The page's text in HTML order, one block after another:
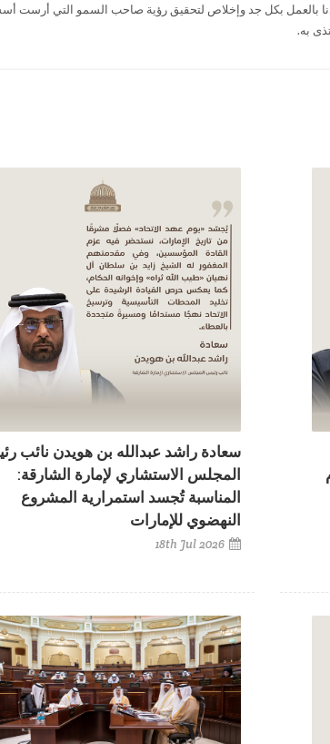
بالعمل بكل جد وإخلاص لتحقيق رؤية صاحب السمو التي أرست
به.
سعادة راشد عبدالله بن هويدن نائب
المجلس الاستشاري لإمارة الشارقة:
المناسبة تُجسد استمرارية المشروع
النهضوي للإمارات
18th Jul 2026